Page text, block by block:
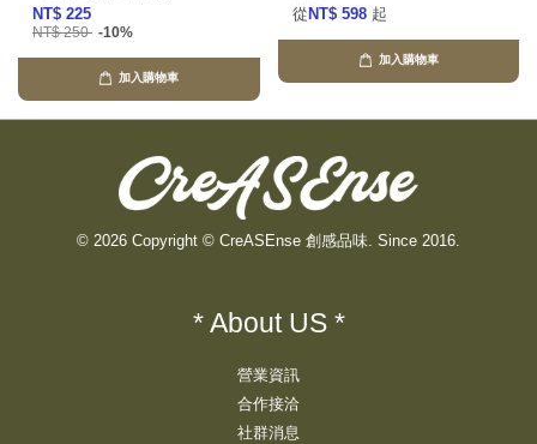
NT$ 225
NT$ 250 -10%
加入購物車
從 NT$ 598 起
加入購物車
© 2026 Copyright © CreASEnse 創感品味. Since 2016.
* About US *
營業資訊
合作接洽
社群消息